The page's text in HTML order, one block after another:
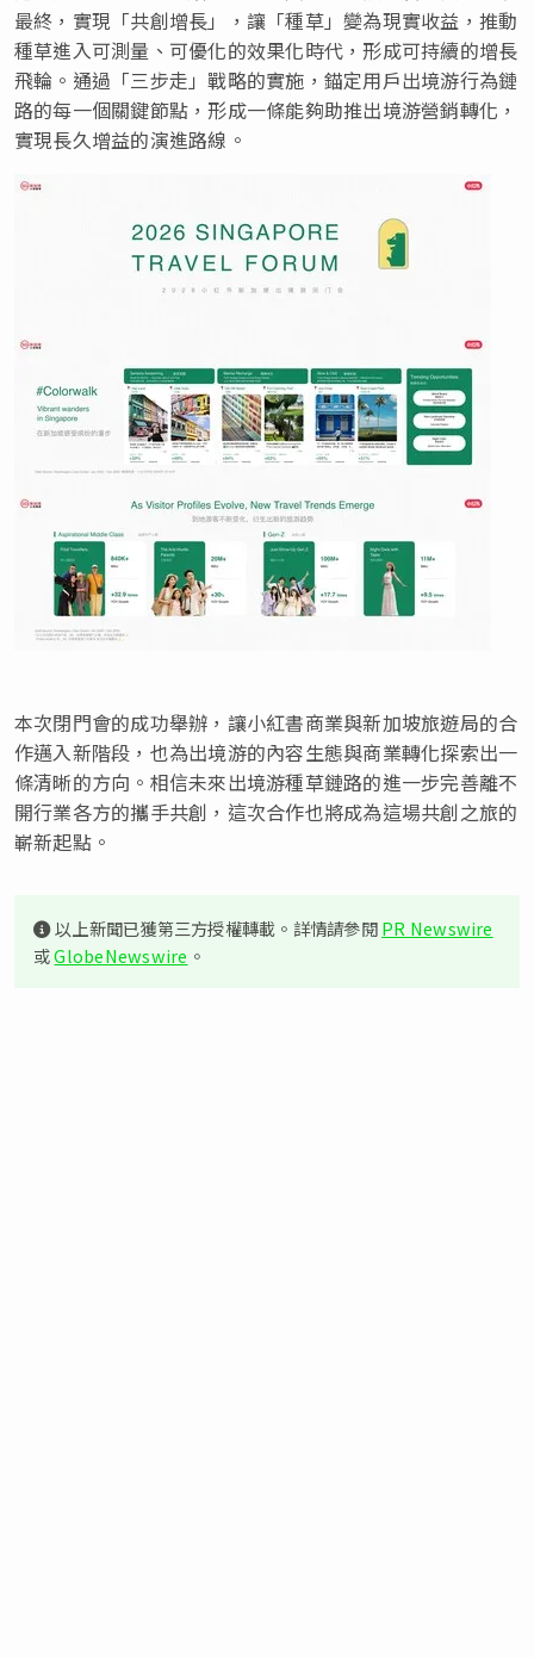
最終，實現「共創增長」，讓「種草」變為現實收益，推動
種草進入可測量、可優化的效果化時代，形成可持續的增長
飛輪。通過「三步走」戰略的實施，錨定用戶出境游行為鏈
路的每一個關鍵節點，形成一條能夠助推出境游營銷轉化，
實現長久增益的演進路線。
本次閉門會的成功舉辦，讓小紅書商業與新加坡旅遊局的合
作邁入新階段，也為出境游的內容生態與商業轉化探索出一
條清晰的方向。相信未來出境游種草鏈路的進一步完善離不
開行業各方的攜手共創，這次合作也將成為這場共創之旅的
嶄新起點。
以上新聞已獲第三方授權轉載。詳情請參閱PR Newswire
或GlobeNewswire 。